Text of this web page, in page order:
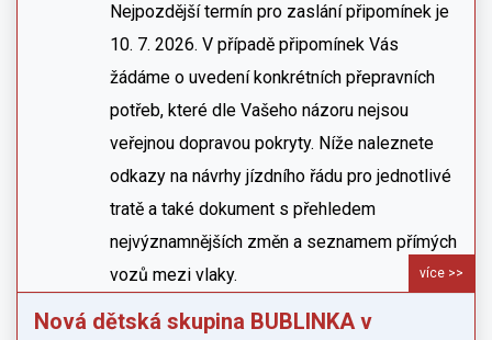
Nejpozdější termín pro zaslání připomínek je
10. 7. 2026. V případě připomínek Vás
žádáme o uvedení konkrétních přepravních
potřeb, které dle Vašeho názoru nejsou
veřejnou dopravou pokryty. Níže naleznete
odkazy na návrhy jízdního řádu pro jednotlivé
tratě a také dokument s přehledem
nejvýznamnějších změn a seznamem přímých
vozů mezi vlaky.
více >>
Nová dětská skupina BUBLINKA v